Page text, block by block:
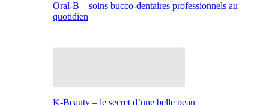
Oral-B – soins bucco-dentaires professionnels au
quotidien
K-Beauty – le secret d’une belle peau